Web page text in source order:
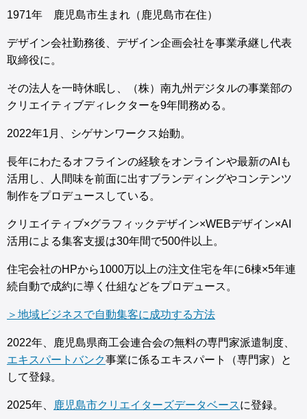
1971年 鹿児島市生まれ（鹿児島市在住）
デザイン会社勤務後、デザイン企画会社を事業承継し代表
取締役に。
その法人を一時休眠し、（株）南九州デジタルの事業部の
クリエイティブディレクターを9年間務める。
2022年1月、シゲサンワークス始動。
長年にわたるオフラインの経験をオンラインや最新のAIも
活用し、人間味を前面に出すブランディングやコンテンツ
制作をプロデュースしている。
クリエイティブ×グラフィックデザイン×WEBデザイン×AI
活用による集客支援は30年間で500件以上。
住宅会社のHPから1000万以上の注文住宅を年に6棟×5年連
続自動で成約に導く仕組などをプロデュース。
＞地域ビジネスで自動集客に成功する方法
2022年、鹿児島県商工会連合会の無料の専門家派遣制度、
エキスパートバンク事業に係るエキスパート（専門家）と
して登録。
2025年、 鹿児島市クリエイターズデータベースに登録。